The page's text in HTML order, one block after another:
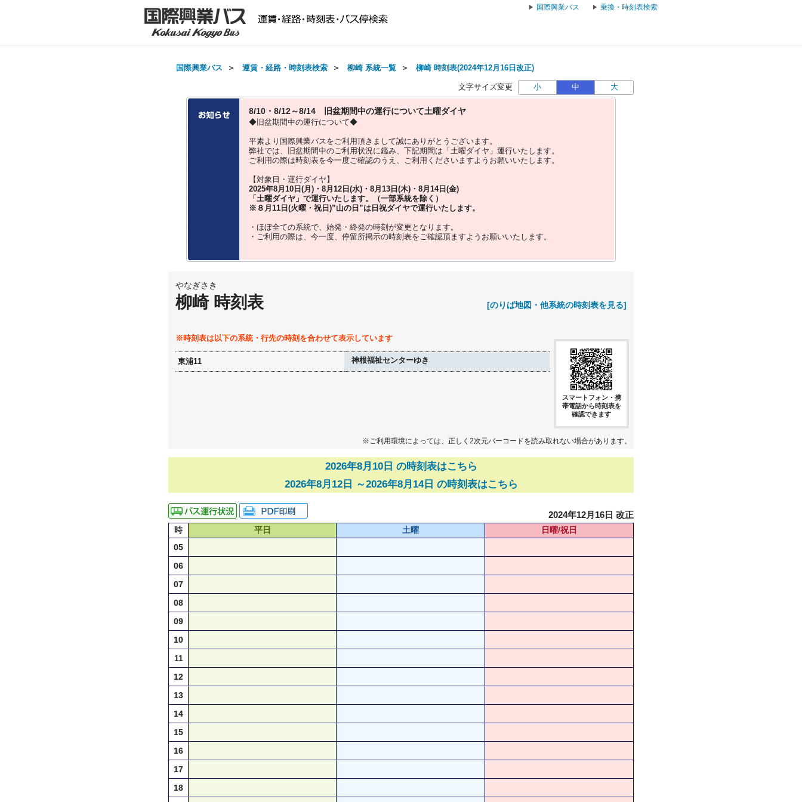
国際興業バス 乗換・時刻表検索
国際興業バス ＞ 運賃・経路・時刻表検索 ＞ 柳崎 系統一覧 ＞ 柳崎 時刻表(2024年12月16日改正)
文字サイズ変更 小 中 大
8/10・8/12～8/14 旧盆期間中の運行について土曜ダイヤ
◆旧盆期間中の運行について◆
平素より国際興業バスをご利用頂きまして誠にありがとうございます。
弊社では、旧盆期間中のご利用状況に鑑み、下記期間は「土曜ダイヤ」運行いたします。
ご利用の際は時刻表を今一度ご確認のうえ、ご利用くださいますようお願いいたします。
【対象日・運行ダイヤ】
2025年8月10日(月)・8月12日(水)・8月13日(木)・8月14日(金)
「土曜ダイヤ」 で運行いたします。（一部系統を除く）
※８月11日(火曜・祝日)”山の日 ”は 日祝ダイヤで運行いたします。
・ほぼ全ての系統で、始発・終発の時刻が変更となります。
・ご利用の際は、今一度、 停留所掲示の時刻表をご確認頂ますようお願いいたします。
やなぎさき
柳崎 時刻表 [のりば地図・他系統の時刻表を見る]
※時刻表は以下の系統・行先の時刻を合わせて表示しています
東浦11 神根福祉センターゆき
スマートフォン・携
帯電話から時刻表を
確認できます
※ご利用環境によっては、正しく2次元バーコードを読み取れない場合があります。
2026年8月10日 の時刻表はこちら
2026年8月12日 ～2026年8月14日 の時刻表はこちら
2024年12月16日 改正
時 平日 土曜
日曜/祝日
05
06
07
08
09
10
11
12
13
14
15
16
17
18